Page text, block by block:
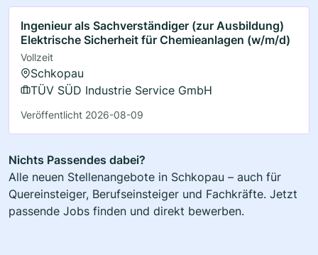
Ingenieur als Sachverständiger (zur Ausbildung)
Elektrische Sicherheit für Chemieanlagen (w/m/d)
Vollzeit
Schkopau
TÜV SÜD Industrie Service GmbH
Veröffentlicht 2026-08-09
Nichts Passendes dabei?
Alle neuen Stellenangebote in Schkopau – auch für
Quereinsteiger, Berufseinsteiger und Fachkräfte. Jetzt
passende Jobs finden und direkt bewerben.